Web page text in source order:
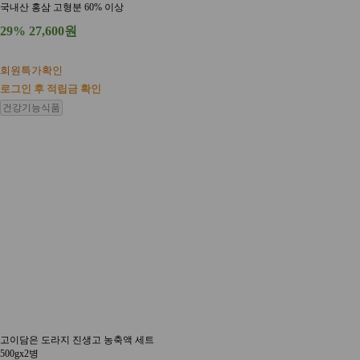
국내산 홍삼 고형분 60% 이상
29% 27,600원
회원특가확인
로그인 후 적립금 확인
건강기능식품
고이담은 도라지 진생고 농축액 세트
500gx2병